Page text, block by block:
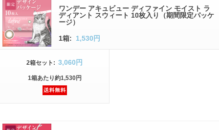
ワンデー アキュビュー ディファイン モイスト ラ
ディアント スウィート 10枚入り（期間限定パッケ
ージ）
1箱: 1,530円
2箱セット : 3,060円
1箱あたり約1,530円